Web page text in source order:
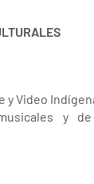
y Video
y de